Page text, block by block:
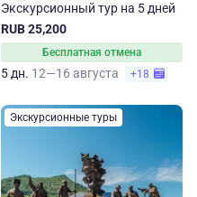
Экскурсионный тур на 5 дней
RUB 25,200
Бесплатная отмена
5 дн. 12—16 августа +18
Экскурсионные туры